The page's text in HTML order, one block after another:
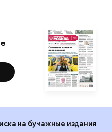
на бумажные издания